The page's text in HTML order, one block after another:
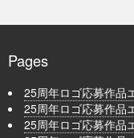
Pages
25周年ロゴ応募作品
25周年ロゴ応募作品
25周年ロゴ応募作品